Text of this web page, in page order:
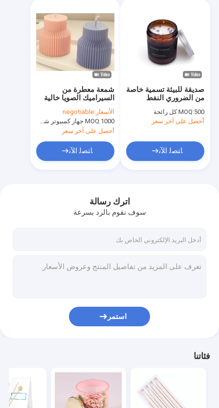
أشرطة فيديو
شمعة معطرة من
السيراميك الصويا خالية
6 * 10 سمالأسعار:negotiable
MOQ:1000 جهاز كمبيوتر شخصى
أحصل على آخر سعر
ﺎﺘﺼﻟ ﺍﻶﻧ
صديقة للبيئة تسمية خاصة
من الضروري النفط
شمعة 4 أوقية
MOQ:500 كل رائحة
أحصل على آخر سعر
ﺎﺘﺼﻟ ﺍﻶﻧ
اترك رسالة
سوف نقوم بالرد بسرعة
استمر
فئاتنا